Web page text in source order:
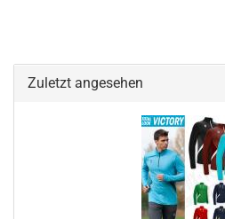
Zuletzt angesehen